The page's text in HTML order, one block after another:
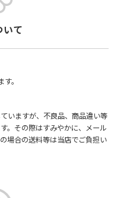
いて
。
いますが、不良品、商品違い等
。その際はすみやかに、メール
場合の送料等は当店でご負担い